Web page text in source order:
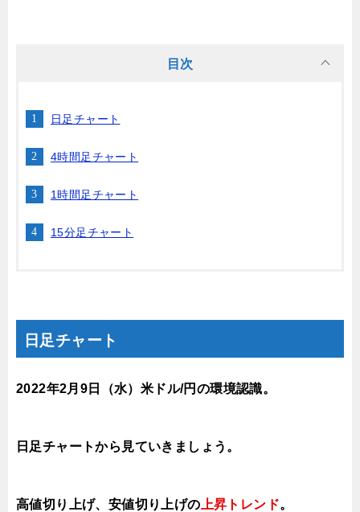
目次
日足チャート
4時間足チャート
1時間足チャート
15分足チャート
日足チャート
2022年2月9 日（水）米ドル/円の環境認識。
日足チャートから見ていきましょう。
高値切り上げ、安値切り上げの 上昇トレンド。